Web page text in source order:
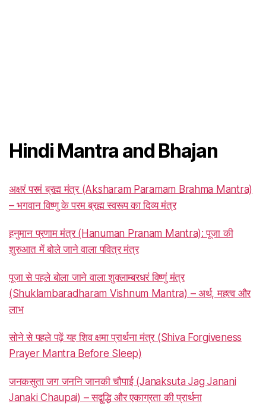
Hindi Mantra and Bhajan
अक्षरं परमं ब्रह्म मंत्र (Aksharam Paramam Brahma Mantra)
– भगवान विष्णु के परम ब्रह्म स्वरूप का दिव्य मंत्र
हनुमान प्रणाम मंत्र (Hanuman Pranam Mantra): पूजा की
शुरुआत में बोले जाने वाला पवित्र मंत्र
पूजा से पहले बोला जाने वाला शुक्लाम्बरधरं विष्णुं मंत्र
(Shuklambaradharam Vishnum Mantra) – अर्थ, महत्व और
लाभ
सोने से पहले पढ़ें यह शिव क्षमा प्रार्थना मंत्र (Shiva Forgiveness
Prayer Mantra Before Sleep)
जनकसुता जग जननि जानकी चौपाई (Janaksuta Jag Janani
Janaki Chaupai) – सद्बुद्धि और एकाग्रता की प्रार्थना